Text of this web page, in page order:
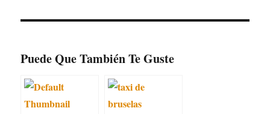
Puede Que También Te Guste